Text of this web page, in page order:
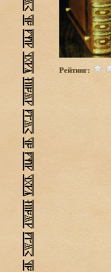
Рейтинг: